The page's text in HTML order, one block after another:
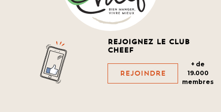
Rejoignez le club
cheef
Rejoindre
+ de
19.000
membres